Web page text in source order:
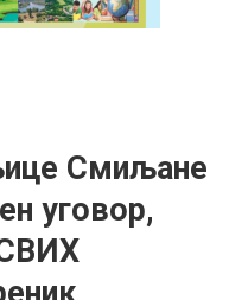
Смиљане
уговор,